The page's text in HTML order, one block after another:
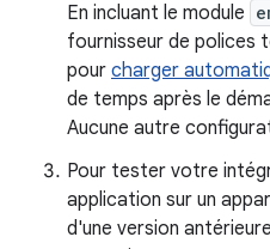
En incluant le module
fournisseur de polices
pour charger
de temps après le
Aucune autre
Pour tester votre
application sur un
d'une version